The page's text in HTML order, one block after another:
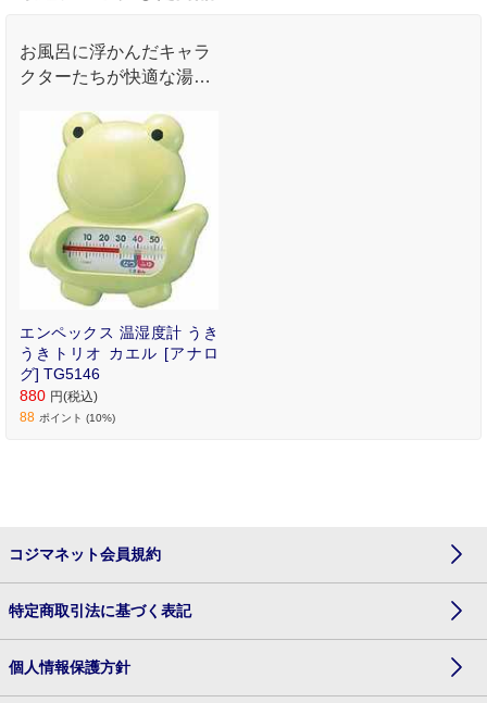
お風呂に浮かんだキャラ
クターたちが快適な湯加
エンペックス 温湿度計 うき
うきトリオ カエル [アナロ
グ] TG5146
880 円(税込)
88 ポイント (10%)
コジマネット会員規約
特定商取引法に基づく表記
個人情報保護方針